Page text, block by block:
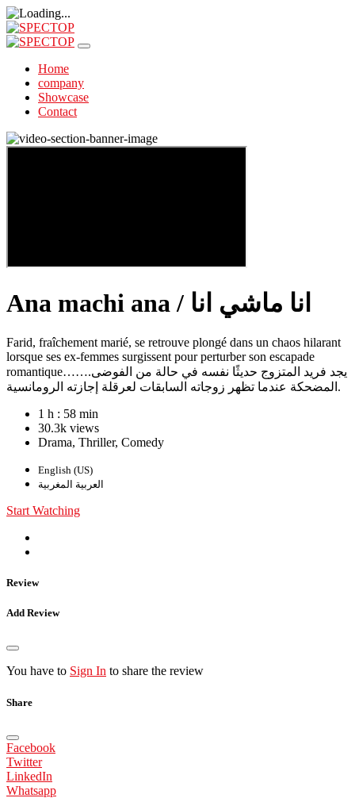
Home
company
Showcase
Contact
Ana machi ana / انا ماشي انا
Farid, fraîchement marié, se retrouve plongé dans un chaos hilarant
lorsque ses ex-femmes surgissent pour perturber son escapade
romantique…….يجد فريد المتزوج حديثًا نفسه في حالة من الفوضى
المضحكة عندما تظهر زوجاته السابقات لعرقلة إجازته الرومانسية.
1 h : 58 min
30.3k views
Drama, Thriller, Comedy
English (US)
العربية المغربية
Start Watching
Review
Add Review
You have to Sign In to share the review
Share
Facebook
Twitter
LinkedIn
Whatsapp